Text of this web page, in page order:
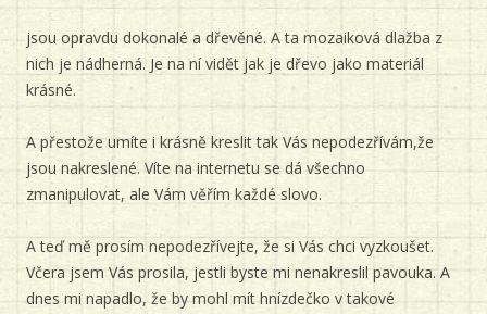
jsou opravdu dokonalé a dřevěné. A ta mozaiková dlažba z
nich je nádherná. Je na ní vidět jak je dřevo jako materiál
krásné.
A přestože umíte i krásně kreslit tak Vás nepodezřívám,že
jsou nakreslené. Víte na internetu se dá všechno
zmanipulovat, ale Vám věřím každé slovo.
A teď mě prosím nepodezřívejte, že si Vás chci vyzkoušet.
Včera jsem Vás prosila, jestli byste mi nenakreslil pavouka. A
dnes mi napadlo, že by mohl mít hnízdečko v takové